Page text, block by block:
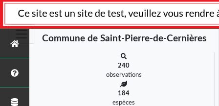
Commune de Saint-Pierre-de-Cernières
240
observations
184
espèces